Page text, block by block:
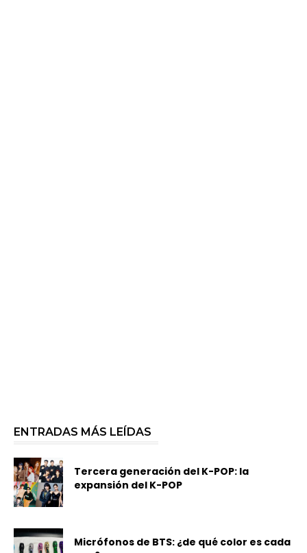
ENTRADAS MÁS LEÍDAS
Tercera generación del K-POP: la
expansión del K-POP
Micrófonos de BTS: ¿de qué color es cada